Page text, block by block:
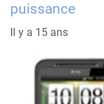
puissance
Il y a 15 ans